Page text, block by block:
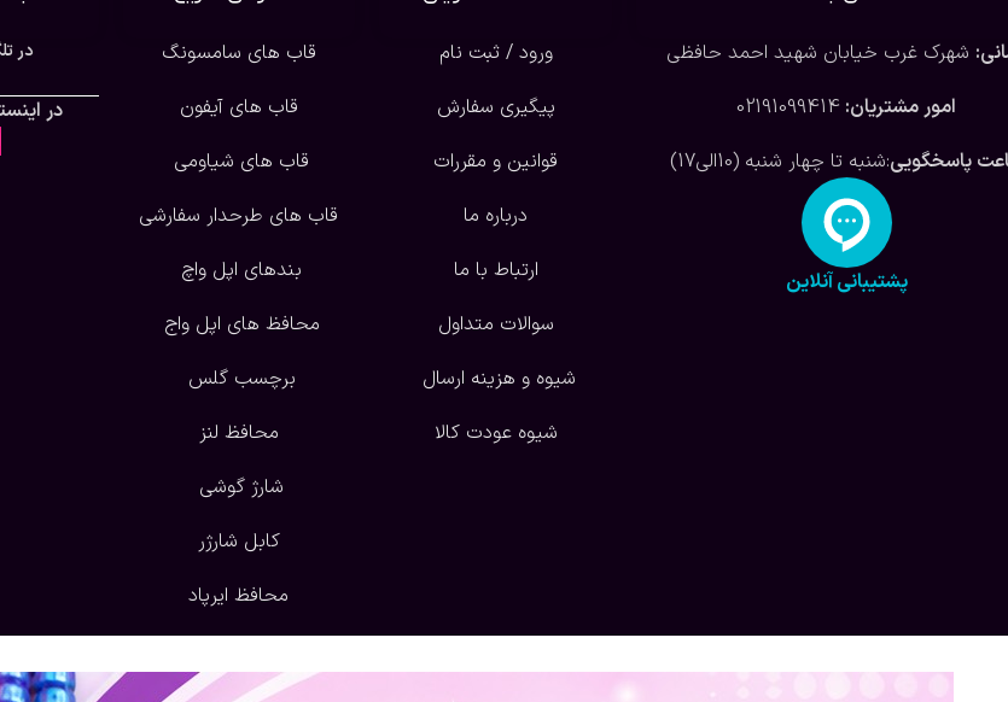
شهرک غرب خیابان شهید احمد حافظی
امور مشتریان: 02191099414
پاسخگویی:شنبه تا چهار شنبه (10الی17)
پشتیبانی آنلاین
ورود / ثبت نام
پیگیری سفارش
قوانین و مقررات
درباره ما
ارتباط با ما
سوالات متداول
شیوه و هزینه ارسال
شیوه عودت کالا
قاب های سامسونگ
قاب های آیفون
قاب های شیاومی
قاب های طرحدار سفارشی
بندهای اپل واچ
محافظ های اپل واج
برچسب گلس
محافظ لنز
شارژ گوشی
کابل شارژر
محافظ ایرپاد
در
در